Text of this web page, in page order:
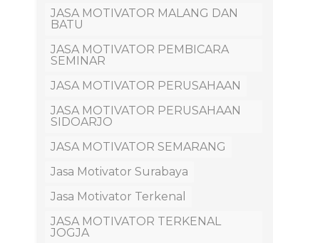
JASA MOTIVATOR MALANG DAN
BATU
JASA MOTIVATOR PEMBICARA
SEMINAR
JASA MOTIVATOR PERUSAHAAN
JASA MOTIVATOR PERUSAHAAN
SIDOARJO
JASA MOTIVATOR SEMARANG
Jasa Motivator Surabaya
Jasa Motivator Terkenal
JASA MOTIVATOR TERKENAL
JOGJA